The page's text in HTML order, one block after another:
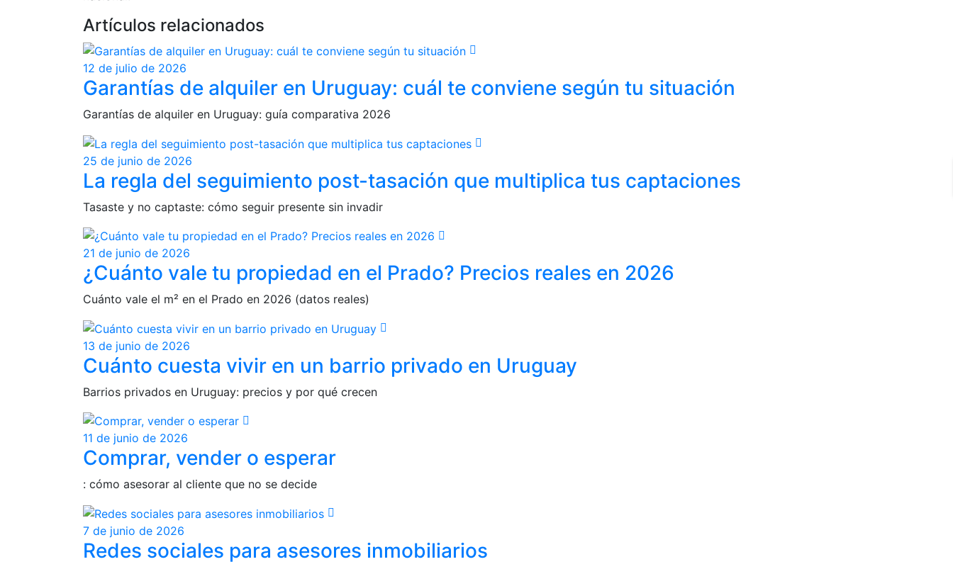
Artículos relacionados
12 de julio de 2026
Garantías de alquiler en Uruguay: cuál te conviene según tu situación
Garantías de alquiler en Uruguay: guía comparativa 2026
25 de junio de 2026
La regla del seguimiento post-tasación que multiplica tus captaciones
Tasaste y no captaste: cómo seguir presente sin invadir
21 de junio de 2026
¿Cuánto vale tu propiedad en el Prado? Precios reales en 2026
Cuánto vale el m² en el Prado en 2026 (datos reales)
13 de junio de 2026
Cuánto cuesta vivir en un barrio privado en Uruguay
Barrios privados en Uruguay: precios y por qué crecen
11 de junio de 2026
Comprar, vender o esperar
: cómo asesorar al cliente que no se decide
7 de junio de 2026
Redes sociales para asesores inmobiliarios